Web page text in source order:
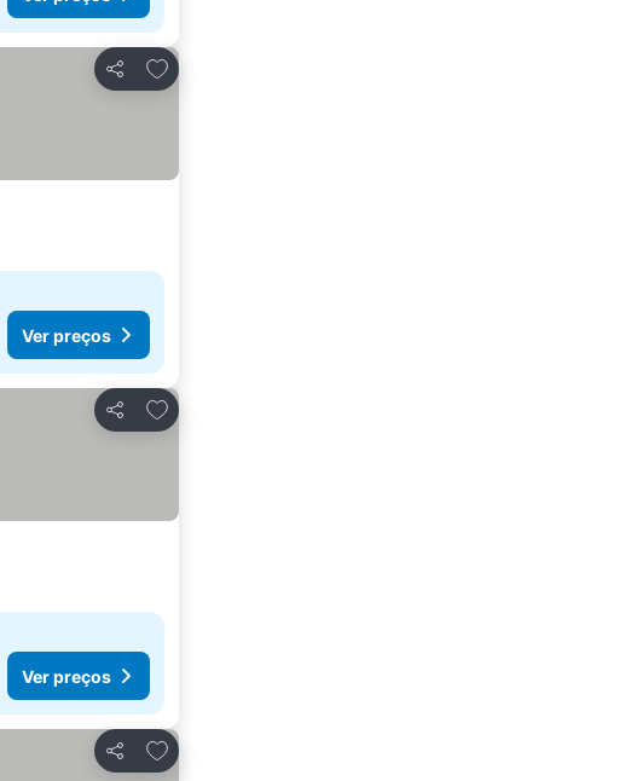
Partilhar
Adicionar aos favoritos
Ver preços
Partilhar
Adicionar aos favoritos
Ver preços
Partilhar
Adicionar aos favoritos